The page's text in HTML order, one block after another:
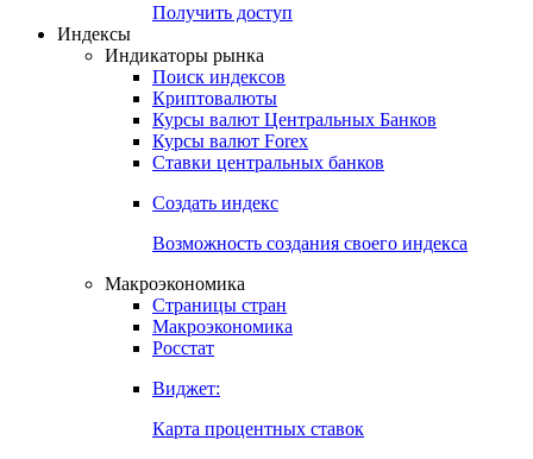
Получить доступ
Индексы
Индикаторы рынка
Поиск индексов
Криптовалюты
Курсы валют Центральных Банков
Курсы валют Forex
Ставки центральных банков
Создать индекс
Возможность создания своего индекса
Макроэкономика
Страницы стран
Макроэкономика
Росстат
Виджет:
Карта процентных ставок